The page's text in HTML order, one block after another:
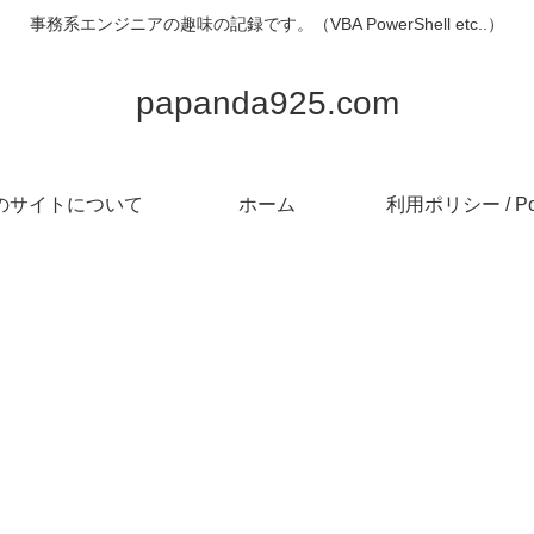
事務系エンジニアの趣味の記録です。（VBA PowerShell etc..）
papanda925.com
サイトについて ホーム 利用ポリシー /